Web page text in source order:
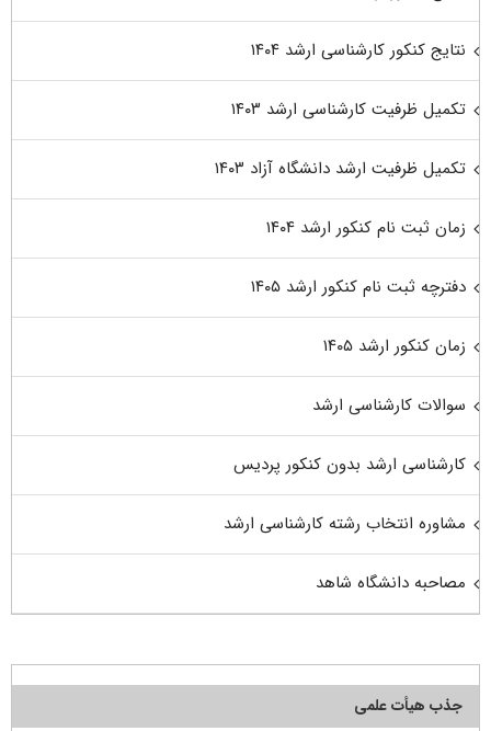
نتایج کنکور کارشناسی ارشد ۱۴۰۴
تکمیل ظرفیت کارشناسی ارشد ۱۴۰۳
تکمیل ظرفیت ارشد دانشگاه آزاد ۱۴۰۳
زمان ثبت نام کنکور ارشد ۱۴۰۴
دفترچه ثبت نام کنکور ارشد ۱۴۰۵
زمان کنکور ارشد ۱۴۰۵
سوالات کارشناسی ارشد
کارشناسی ارشد بدون کنکور پردیس
مشاوره انتخاب رشته کارشناسی ارشد
مصاحبه دانشگاه شاهد
جذب هیأت علمی